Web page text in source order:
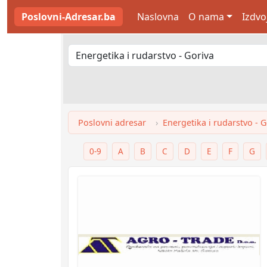
Poslovni-Adresar.ba Naslovna O nama
Poslovni adresar Energetika i rudarstvo -
0-9 A B C D E F G